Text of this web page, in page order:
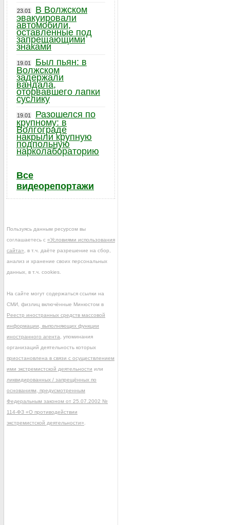
23.01
В Волжском
эвакуировали
автомобили,
оставленные под
запрещающими
знаками
19.01
Был пьян: в
Волжском
задержали
вандала,
оторвавшего лапки
суслику
19.01
Разошелся по
крупному: в
Волгограде
накрыли крупную
подпольную
нарколабораторию
Все
видеорепортажи
Пользуясь данным ресурсом вы
соглашаетесь с «Условиями использования
сайта» , в т.ч. даёте разрешение на сбор,
анализ и хранение своих персональных
данных, в т.ч. cookies.
На сайте могут содержаться ссылки на
СМИ, физлиц включённые Минюстом в
Реестр иностранных средств массовой
информации, выполняющих функции
иностранного агента , упоминания
организаций деятельность которых
приостановлена в связи с осуществлением
ими экстремистской деятельности или
ликвидированных / запрещённых по
основаниям, предусмотренным
Федеральным законом от 25.07.2002 №
114-ФЗ «О противодействии
экстремистской деятельности»